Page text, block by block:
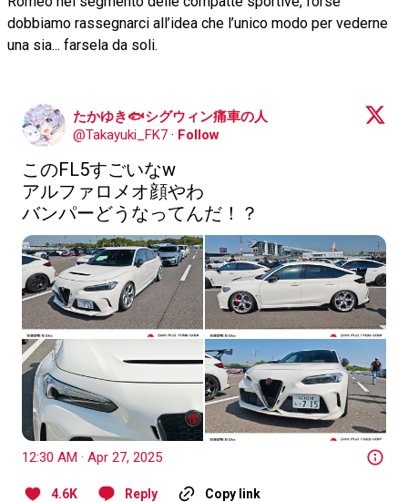
dobbiamo rassegnarci all’idea che l’unico modo per vederne
una sia... farsela da soli.
たかゆき🐟シグウィン痛車の人
@Takayuki_FK7 · Follow
このFL5すごいなw
アルファロメオ顔やわ
バンパーどうなってんだ！？
12:30 AM · Apr 27, 2025
4.6K Reply Copy link